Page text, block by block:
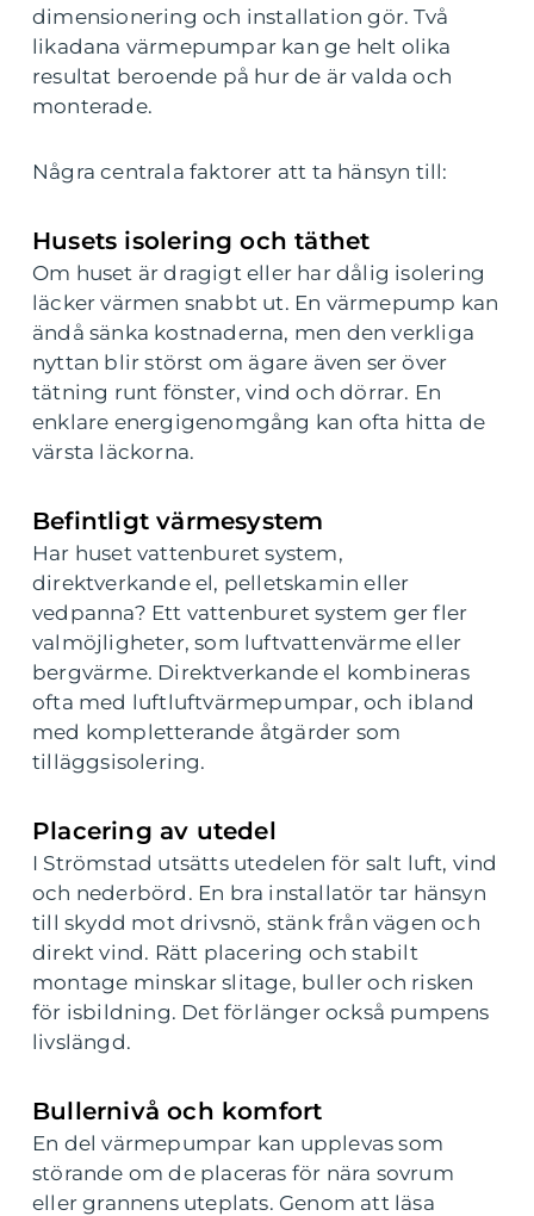
dimensionering och installation gör. Två
likadana värmepumpar kan ge helt olika
resultat beroende på hur de är valda och
monterade.
Några centrala faktorer att ta hänsyn till:
Husets isolering och täthet
Om huset är dragigt eller har dålig isolering
läcker värmen snabbt ut. En värmepump kan
ändå sänka kostnaderna, men den verkliga
nyttan blir störst om ägare även ser över
tätning runt fönster, vind och dörrar. En
enklare energigenomgång kan ofta hitta de
värsta läckorna.
Befintligt värmesystem
Har huset vattenburet system,
direktverkande el, pelletskamin eller
vedpanna? Ett vattenburet system ger fler
valmöjligheter, som luftvattenvärme eller
bergvärme. Direktverkande el kombineras
ofta med luftluftvärmepumpar, och ibland
med kompletterande åtgärder som
tilläggsisolering.
Placering av utedel
I Strömstad utsätts utedelen för salt luft, vind
och nederbörd. En bra installatör tar hänsyn
till skydd mot drivsnö, stänk från vägen och
direkt vind. Rätt placering och stabilt
montage minskar slitage, buller och risken
för isbildning. Det förlänger också pumpens
livslängd.
Bullernivå och komfort
En del värmepumpar kan upplevas som
störande om de placeras för nära sovrum
eller grannens uteplats. Genom att läsa